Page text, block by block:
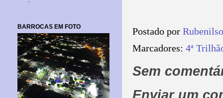
Postado por
Marcadores: 4ª
Sem
BARROCAS EM FOTO